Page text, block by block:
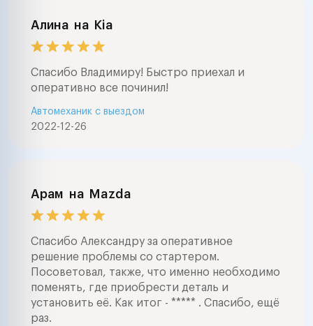
Алина на Kia
Спасибо Владимиру! Быстро приехал и
оперативно все починил!
2022-12-26
Автомеханик с выездом
Арам на Mazda
Спасибо Александру за оперативное
решение проблемы со стартером.
Посоветовал, также, что именно необходимо
поменять, где приобрести деталь и
установить её. Как итог - ***** . Спасибо, ещё
раз.